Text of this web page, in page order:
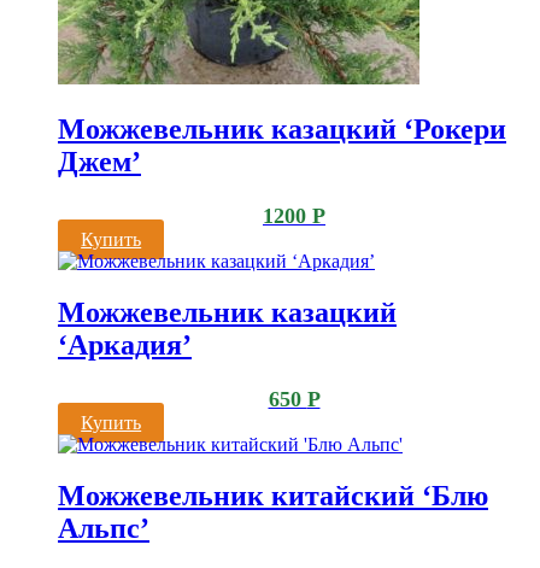
Можжевельник казацкий ‘Рокери
Джем’
1200 Р
Купить
Можжевельник казацкий
‘Аркадия’
650 Р
Купить
Можжевельник китайский ‘Блю
Альпс’